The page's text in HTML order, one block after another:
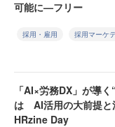
可能に—フリー
採用・雇用 採用マーケ
「AI×労務DX」が導
は AI活用の大前提
HRzine Day